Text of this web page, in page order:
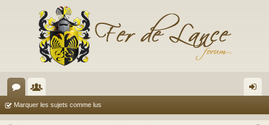
or
u
e
m ne
Marquer les sujets comme lus